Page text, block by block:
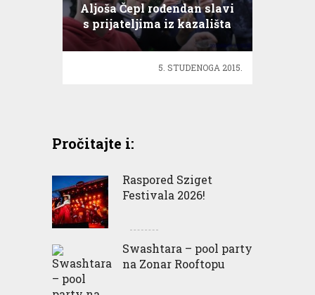
Aljoša Čepl rođendan slavi
s prijateljima iz kazališta
5. STUDENOGA 2015.
Pročitajte i:
Raspored Sziget
Festivala 2026!
Swashtara – pool party
na Zonar Rooftopu